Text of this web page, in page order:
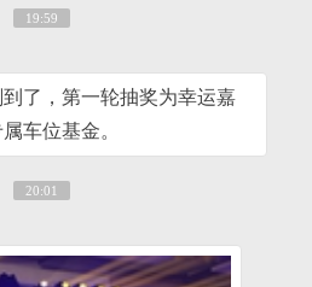
19:59
了，第一轮抽奖为幸运嘉
车位基金。
20:01